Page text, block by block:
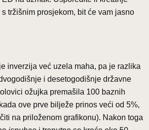
tržišnim prosjekom, bit će vam jasno
inverzija već uzela maha, pa je razlika
i desetogodišnje državne
ožujka premašila 100 baznih
ove prve bilježe prinos veći od 5%,
na priloženom grafikonu). Nakon toga